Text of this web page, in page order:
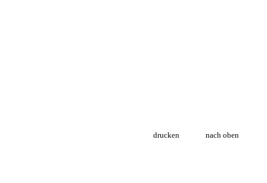
drucken nach oben